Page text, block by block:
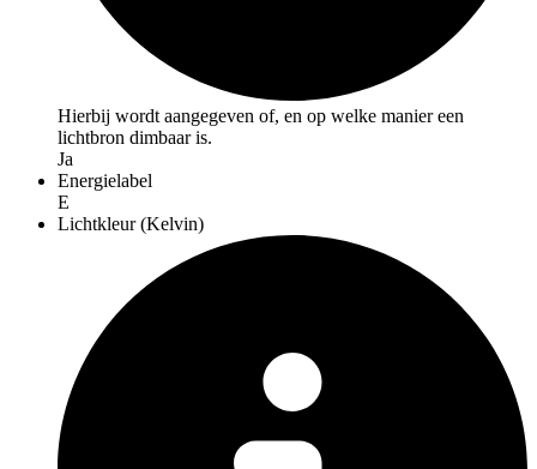
Hierbij wordt aangegeven of, en op welke manier een
lichtbron dimbaar is.
Ja
Energielabel
E
Lichtkleur (Kelvin)